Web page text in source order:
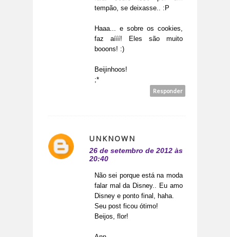
tempão, se deixasse.. :P
Haaa... e sobre os cookies,
faz aííí! Eles são muito
booons! :)
Beijinhoos!
;*
Responder
UNKNOWN
26 de setembro de 2012 às
20:40
Não sei porque está na moda
falar mal da Disney.. Eu amo
Disney e ponto final, haha.
Seu post ficou ótimo!
Beijos, flor!